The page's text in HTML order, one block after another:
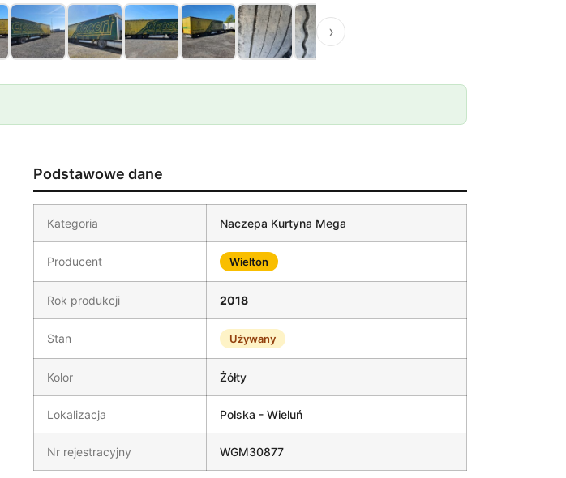
›
Podstawowe dane
Kategoria Naczepa Kurtyna Mega
Producent Wielton
Rok produkcji 2018
Stan Używany
Kolor Żółty
Lokalizacja Polska - Wieluń
Nr rejestracyjny WGM30877